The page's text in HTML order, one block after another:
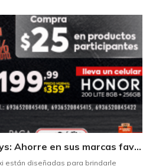
Llegaron los MaxiDays: Ahorre en sus marcas favoritas
están diseñadas para brindarle